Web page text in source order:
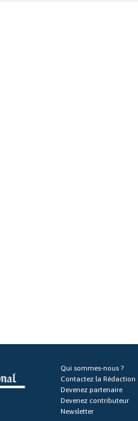
Qui sommes-nous ?
Contactez la Rédaction
Devenez partenaire
Devenez contributeur
Newsletter